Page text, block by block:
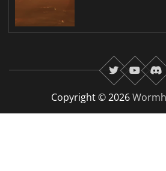
twitter
Copyright © 2026